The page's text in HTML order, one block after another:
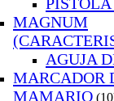
MAGNUM
AGUJA
MARCADOR
MAMARIO